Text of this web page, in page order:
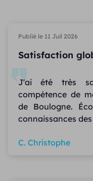
Publié le 11 Juil 2026
Satisfaction
J'ai été très
compétence de
de Boulogne.
connaissances
C. Christophe